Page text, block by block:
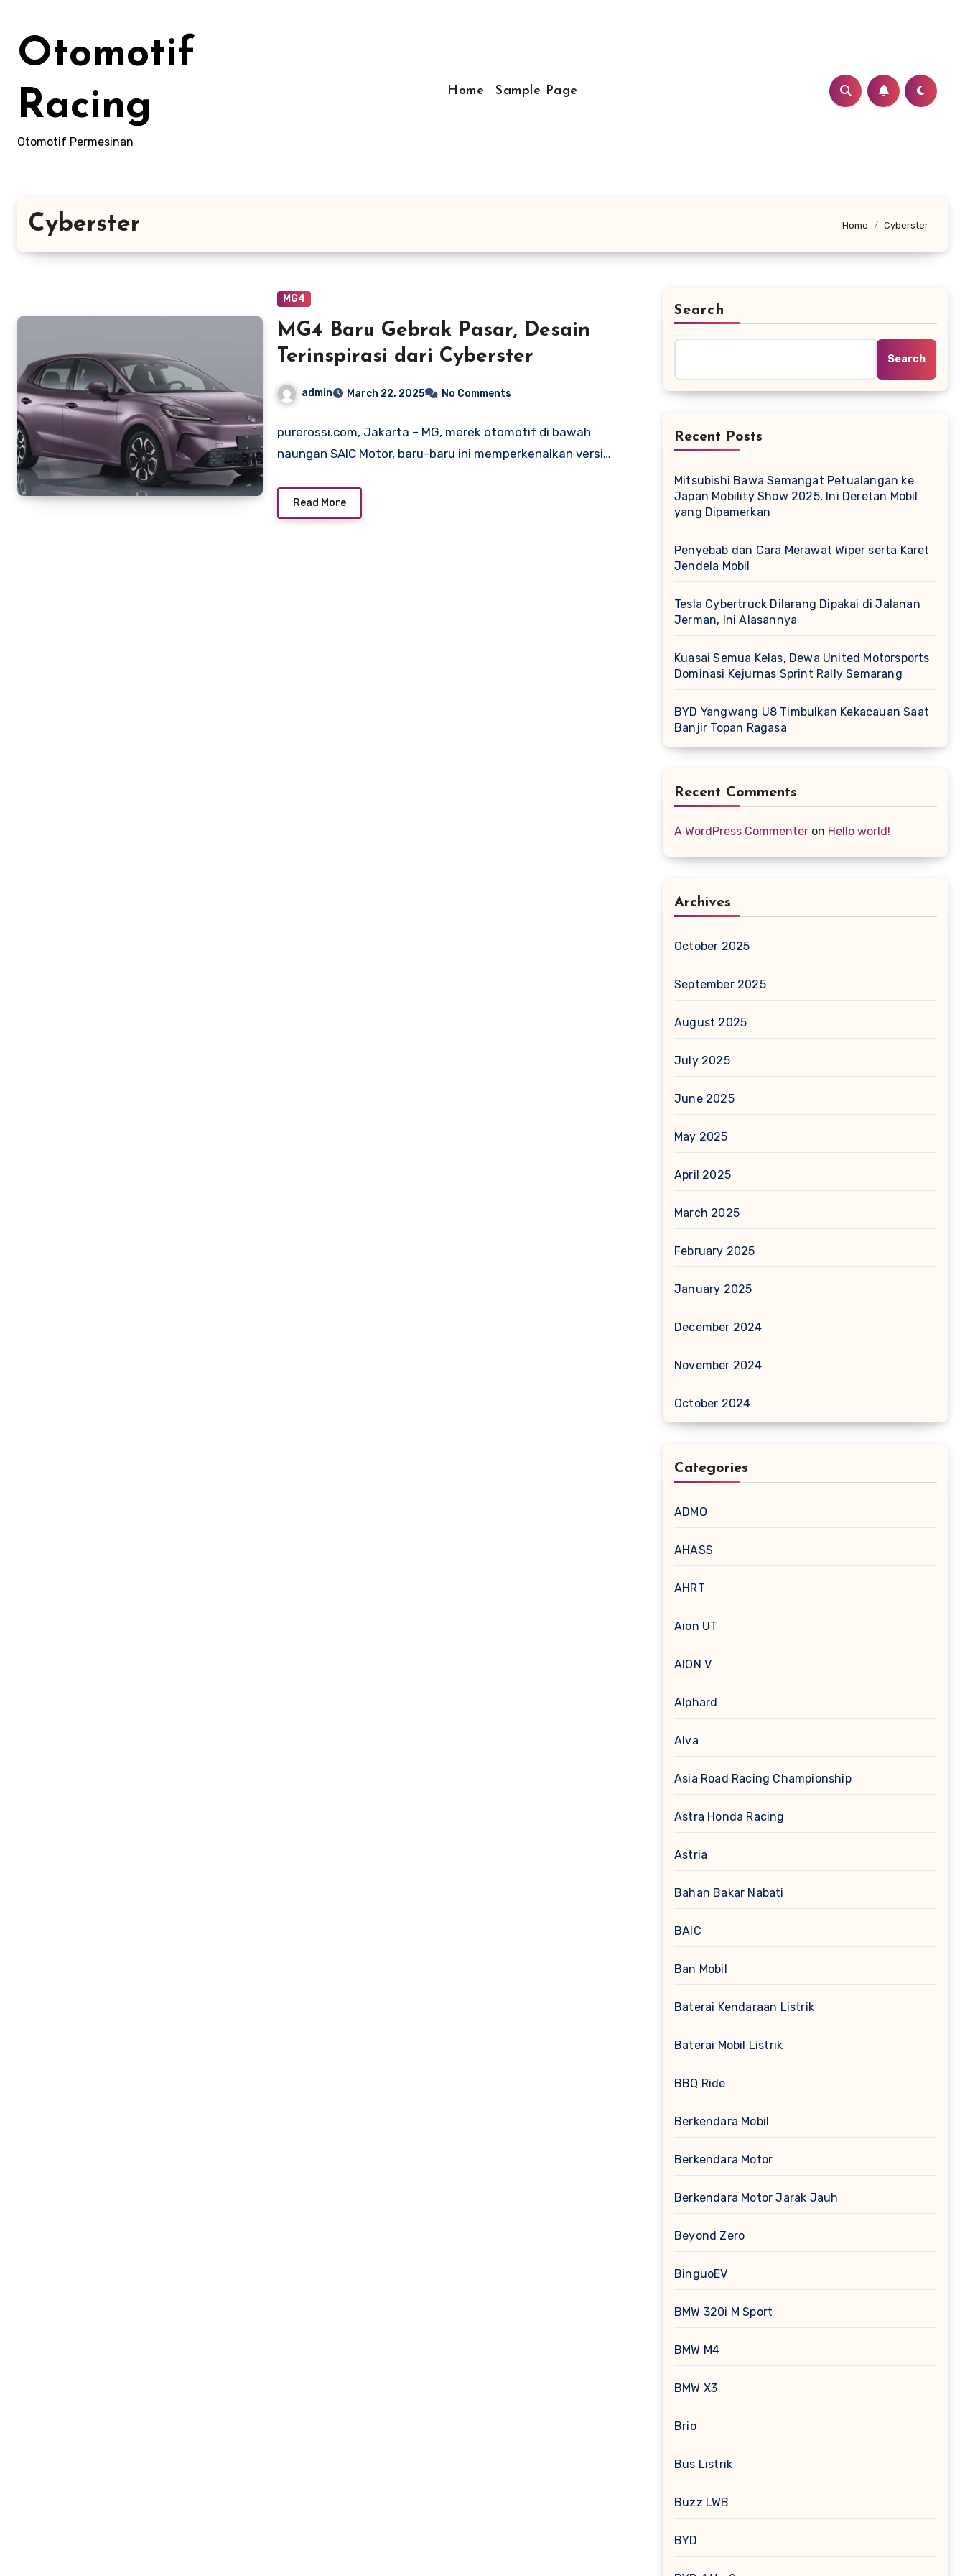
content
Otomotif
Racing
Otomotif Permesinan
Home Sample Page
Cyberster Home Cyberster
MG4
MG4 Baru Gebrak Pasar, Desain
Terinspirasi dari Cyberster
admin March 22, 2025 No Comments
purerossi.com, Jakarta – MG, merek otomotif di bawah
naungan SAIC Motor, baru-baru ini memperkenalkan versi…
Read More
Search
Search
Recent Posts
Mitsubishi Bawa Semangat Petualangan ke
Japan Mobility Show 2025, Ini Deretan Mobil
yang Dipamerkan
Penyebab dan Cara Merawat Wiper serta Karet
Jendela Mobil
Tesla Cybertruck Dilarang Dipakai di Jalanan
Jerman, Ini Alasannya
Kuasai Semua Kelas, Dewa United Motorsports
Dominasi Kejurnas Sprint Rally Semarang
BYD Yangwang U8 Timbulkan Kekacauan Saat
Banjir Topan Ragasa
Recent Comments
A WordPress Commenter on Hello world!
Archives
October 2025
September 2025
August 2025
July 2025
June 2025
May 2025
April 2025
March 2025
February 2025
January 2025
December 2024
November 2024
October 2024
Categories
ADMO
AHASS
AHRT
Aion UT
AION V
Alphard
Alva
Asia Road Racing Championship
Astra Honda Racing
Astria
Bahan Bakar Nabati
BAIC
Ban Mobil
Baterai Kendaraan Listrik
Baterai Mobil Listrik
BBQ Ride
Berkendara Mobil
Berkendara Motor
Berkendara Motor Jarak Jauh
Beyond Zero
BinguoEV
BMW 320i M Sport
BMW M4
BMW X3
Brio
Bus Listrik
Buzz LWB
BYD